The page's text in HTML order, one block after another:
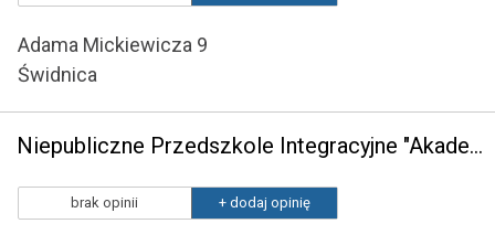
Adama Mickiewicza 9
Świdnica
Niepubliczne Przedszkole Integracyjne "Akademia Przedszkolaka"
brak opinii + dodaj opinię